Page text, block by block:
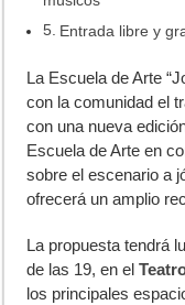
Entrada libre y
La Escuela de Arte
con la comunidad el
con una nueva
Escuela de Arte en
sobre el escenario a
ofrecerá un amplio
La propuesta tendrá
de las 19, en el
los principales